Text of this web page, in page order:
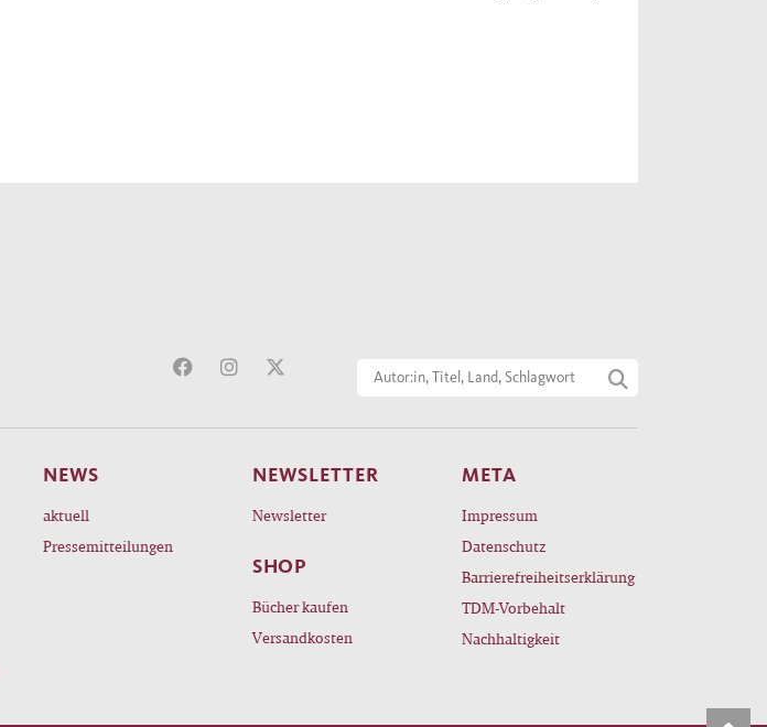
NEWS
aktuell
Pressemitteilungen
NEWSLETTER
Newsletter
SHOP
Bücher kaufen
Versandkosten
META
Impressum
Datenschutz
Barrierefreiheitserklärung
TDM-Vorbehalt
Nachhaltigkeit